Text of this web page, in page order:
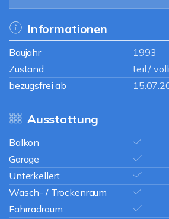
Informationen
Baujahr
1993
Zustand
teil /
bezugsfrei ab
Ausstattung
Balkon
Garage
Unterkellert
Wasch- / Trockenraum
Fahrradraum